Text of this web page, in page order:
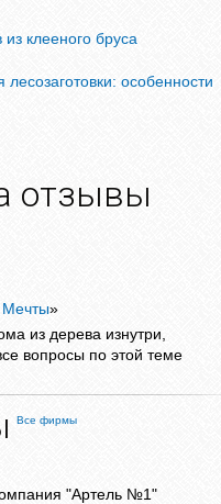
клееного бруса
особенности
отзывы
Мечты»
из дерева изнутри,
вопросы по этой теме
Все фирмы
"Артель №1"